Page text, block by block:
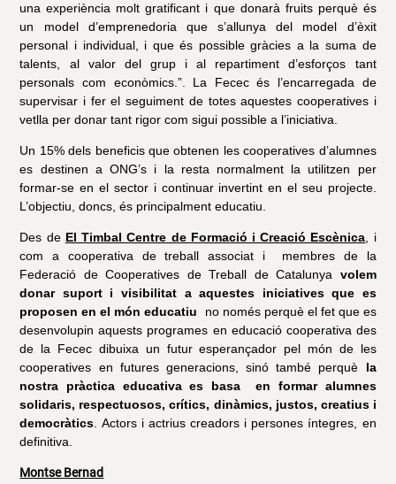
una experiència molt gratificant i que donarà fruits perquè és
un model d’emprenedoria que s’allunya del model d’èxit
personal i individual, i que és possible gràcies a la suma de
talents, al valor del grup i al repartiment d’esforços tant
personals com econòmics.”. La Fecec és l’encarregada de
supervisar i fer el seguiment de totes aquestes cooperatives i
vetlla per donar tant rigor com sigui possible a l’iniciativa.
Un 15% dels beneficis que obtenen les cooperatives d’alumnes
es destinen a ONG’s i la resta normalment la utilitzen per
formar-se en el sector i continuar invertint en el seu projecte.
L’objectiu, doncs, és principalment educatiu.
Des de El Timbal Centre de Formació i Creació Escènica , i
com a cooperativa de treball associat i membres de la
Federació de Cooperatives de Treball de Catalunya volem
donar suport i visibilitat a aquestes iniciatives que es
proposen en el món educatiu no només perquè el fet que es
desenvolupin aquests programes en educació cooperativa des
de la Fecec dibuixa un futur esperançador pel món de les
cooperatives en futures generacions, sinó també perquè la
nostra pràctica educativa es basa en formar alumnes
solidaris, respectuosos, crítics, dinàmics, justos, creatius i
democràtics . Actors i actrius creadors i persones íntegres, en
definitiva.
Montse Bernad